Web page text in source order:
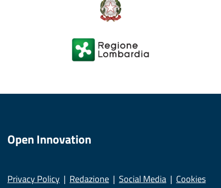
Open Innovation
Privacy Policy Redazione Social Media Cookies